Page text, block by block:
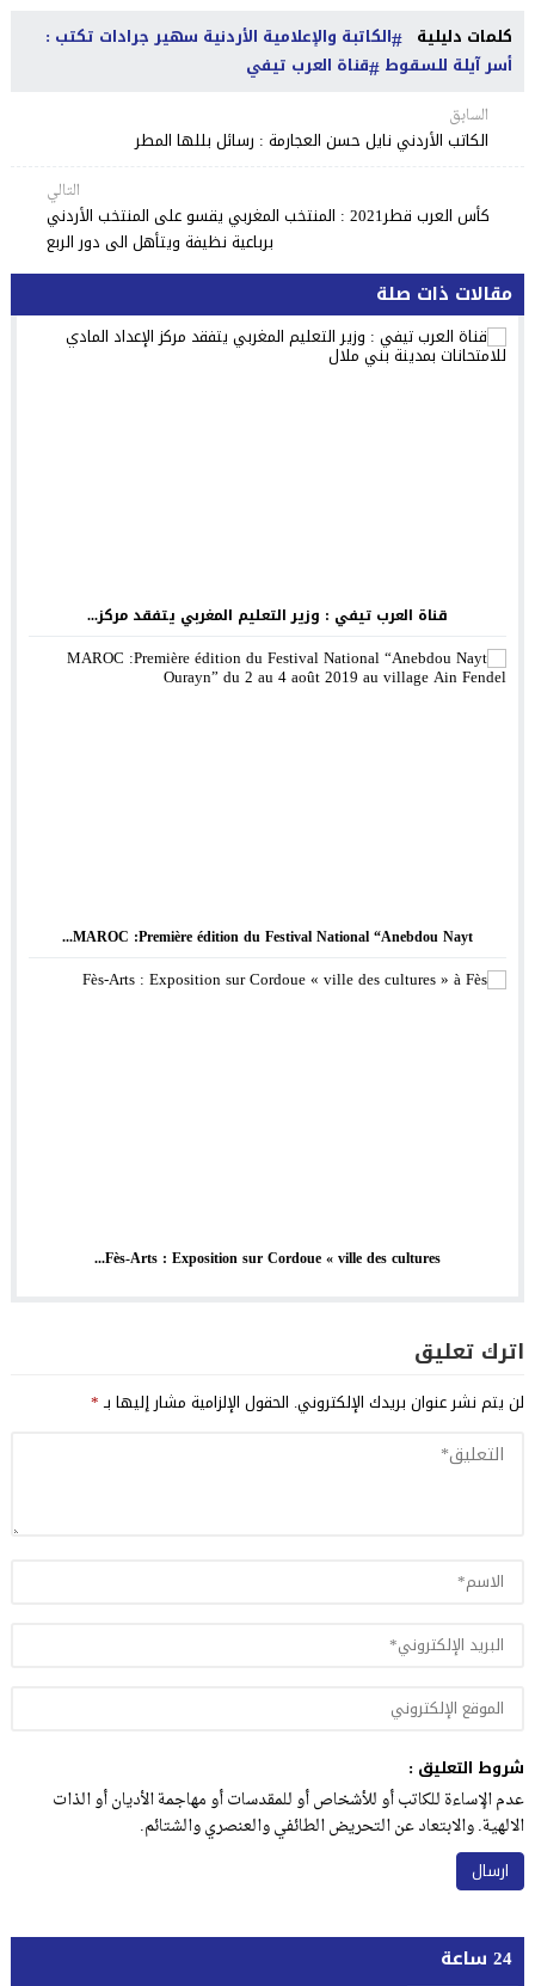
كلمات دليلية
الكاتبة والإعلامية الأردنية سهير جرادات تكتب :
أسر آيلة للسقوط قناة العرب تيفي
السابق
الكاتب الأردني نايل حسن العجارمة : رسائل بللها المطر
التالي
كأس العرب قطر2021 : المنتخب المغربي يقسو على المنتخب الأردني
برباعية نظيفة ويتأهل الى دور الربع
مقالات ذات صلة
قناة العرب تيفي : وزير التعليم المغربي يتفقد مركز...
MAROC :Première édition du Festival National “Anebdou Nayt...
Fès-Arts : Exposition sur Cordoue « ville des cultures...
اترك تعليق
لن يتم نشر عنوان بريدك الإلكتروني. الحقول الإلزامية مشار إليها بـ*
شروط التعليق :
عدم الإساءة للكاتب أو للأشخاص أو للمقدسات أو مهاجمة الأديان أو الذات
الالهية. والابتعاد عن التحريض الطائفي والعنصري والشتائم.
24 ساعة